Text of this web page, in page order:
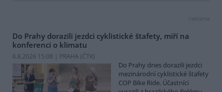
reklama
Do Prahy dorazili jezdci cyklistické štafety, míří na
konferenci o klimatu
6.8.2026 15:08 | PRAHA (ČTK)
Do Prahy dnes dorazili jezdci
mezinárodní cyklistické štafety
COP Bike Ride. Účastníci